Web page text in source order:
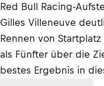
Red Bull Racing-
Gilles Villeneuve
Rennen von
als Fünfter über die
bestes Ergebnis in